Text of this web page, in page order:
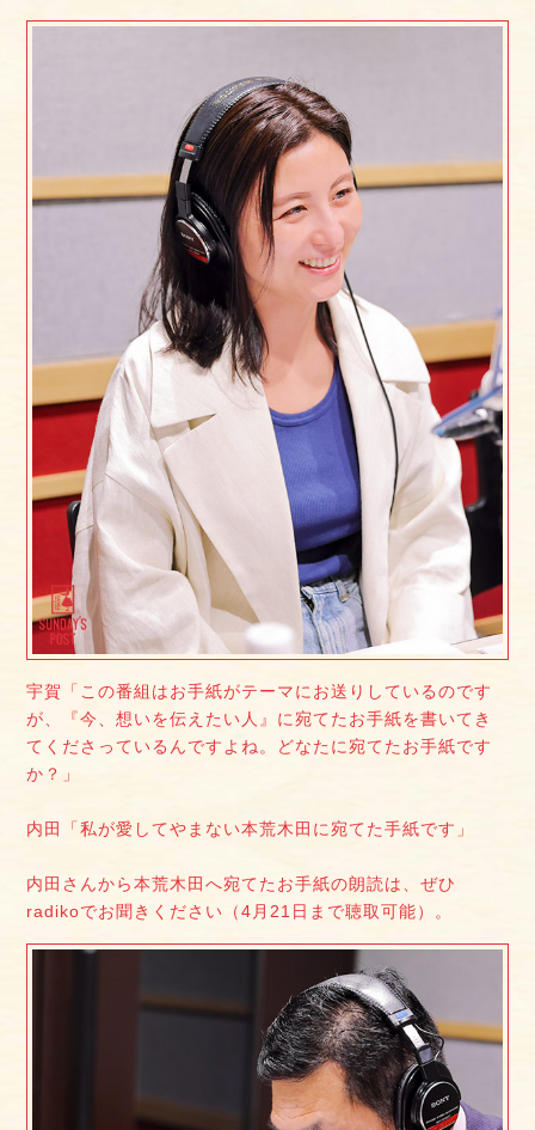
宇賀「この番組はお手紙がテーマにお送りしているのです
が、『今、想いを伝えたい人』に宛てたお手紙を書いてき
てくださっているんですよね。どなたに宛てたお手紙です
か？」
内田「私が愛してやまない本荒木田に宛てた手紙です」
内田さんから本荒木田へ宛てたお手紙の朗読は、ぜひ
radikoでお聞きください（4月21日まで聴取可能）。